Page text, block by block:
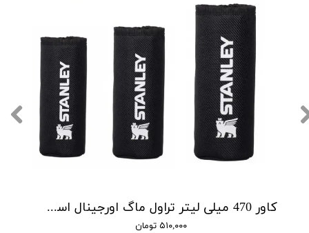
کاور 470 میلی لیتر تراول ماگ اورجینال استنلی
۵۱۰,۰۰۰ تومان